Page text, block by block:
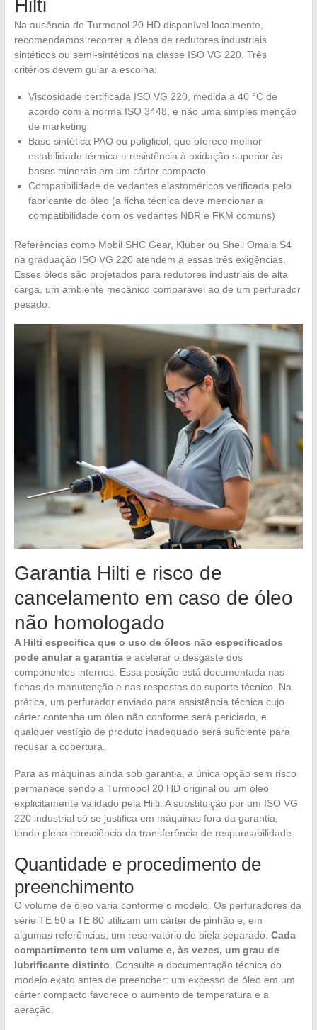
Hilti
Na ausência de Turmopol 20 HD disponível localmente,
recomendamos recorrer a óleos de redutores industriais
sintéticos ou semi-sintéticos na classe ISO VG 220. Três
critérios devem guiar a escolha:
Viscosidade certificada ISO VG 220, medida a 40 °C de
acordo com a norma ISO 3448, e não uma simples menção
de marketing
Base sintética PAO ou poliglicol, que oferece melhor
estabilidade térmica e resistência à oxidação superior às
bases minerais em um cárter compacto
Compatibilidade de vedantes elastoméricos verificada pelo
fabricante do óleo (a ficha técnica deve mencionar a
compatibilidade com os vedantes NBR e FKM comuns)
Referências como Mobil SHC Gear, Klüber ou Shell Omala S4
na graduação ISO VG 220 atendem a essas três exigências.
Esses óleos são projetados para redutores industriais de alta
carga, um ambiente mecânico comparável ao de um perfurador
pesado.
Garantia Hilti e risco de
cancelamento em caso de óleo
não homologado
A Hilti especifica que o uso de óleos não especificados
pode anular a garantiae acelerar o desgaste dos
componentes internos. Essa posição está documentada nas
fichas de manutenção e nas respostas do suporte técnico. Na
prática, um perfurador enviado para assistência técnica cujo
cárter contenha um óleo não conforme será periciado, e
qualquer vestígio de produto inadequado será suficiente para
recusar a cobertura.
Para as máquinas ainda sob garantia, a única opção sem risco
permanece sendo a Turmopol 20 HD original ou um óleo
explicitamente validado pela Hilti. A substituição por um ISO VG
220 industrial só se justifica em máquinas fora da garantia,
tendo plena consciência da transferência de responsabilidade.
Quantidade e procedimento de
preenchimento
O volume de óleo varia conforme o modelo. Os perfuradores da
série TE 50 a TE 80 utilizam um cárter de pinhão e, em
algumas referências, um reservatório de biela separado. Cada
compartimento tem um volume e, às vezes, um grau de
lubrificante distinto. Consulte a documentação técnica do
modelo exato antes de preencher: um excesso de óleo em um
cárter compacto favorece o aumento de temperatura e a
aeração.